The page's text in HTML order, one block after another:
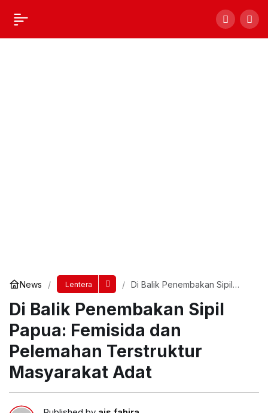
News Lentera
Di Balik Penembakan Sipil
Pelemahan Terstruktur
Masyarakat Adat
Di Balik Penembakan Sipil
Papua: Femisida dan
Pelemahan Terstruktur
Masyarakat Adat